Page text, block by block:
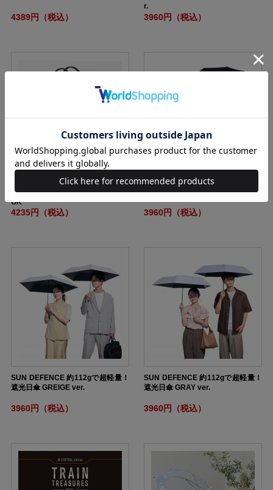
4389円（税込）
r.
3960円（税込）
ANNA SUI mini リバーシブルで使
えるロゴキルトなトートバッグBO
OK
4235円（税込）
SUN DEFENCE 腕までしっかり隠
れる！ 大きな遮光日傘 BLACK ver.
3960円（税込）
SUN DEFENCE 約112gで超軽量！
遮光日傘 GREIGE ver.
3960円（税込）
SUN DEFENCE 約112gで超軽量！
遮光日傘 GRAY ver.
3960円（税込）